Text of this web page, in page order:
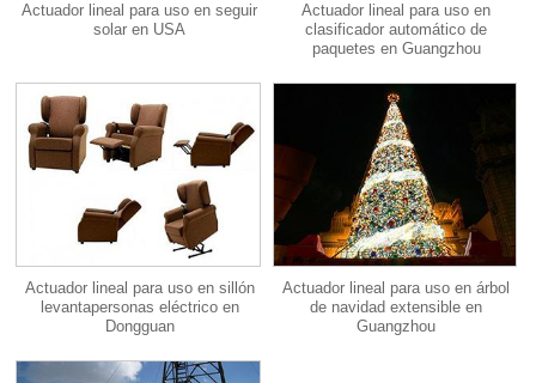
Actuador lineal para uso en seguir
solar en USA
Actuador lineal para uso en
clasificador automático de
paquetes en Guangzhou
Actuador lineal para uso en sillón
levantapersonas eléctrico en
Dongguan
Actuador lineal para uso en árbol
de navidad extensible en
Guangzhou